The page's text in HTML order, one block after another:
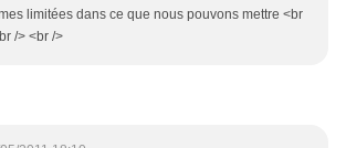
limitées dans ce que nous pouvons mettre <br
/> <br />